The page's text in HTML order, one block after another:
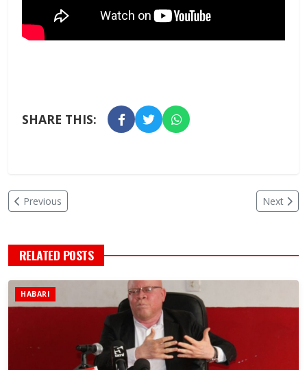
SHARE THIS:
Previous Next
RELATED POSTS
HABARI